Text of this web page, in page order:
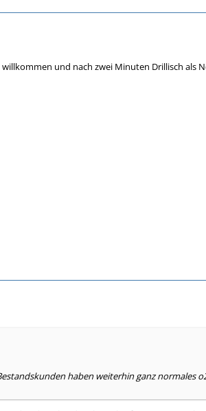
willkommen und nach zwei Minuten Drillisch als
haben weiterhin ganz normales